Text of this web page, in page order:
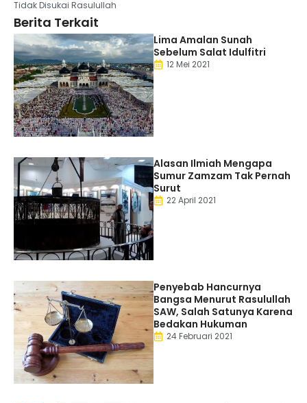
Tidak Disukai Rasulullah
Berita Terkait
Lima Amalan Sunah
Sebelum Salat Idulfitri
12 Mei 2021
Alasan Ilmiah Mengapa
Sumur Zamzam Tak Pernah
Surut
22 April 2021
Penyebab Hancurnya
Bangsa Menurut Rasulullah
SAW, Salah Satunya Karena
Bedakan Hukuman
24 Februari 2021